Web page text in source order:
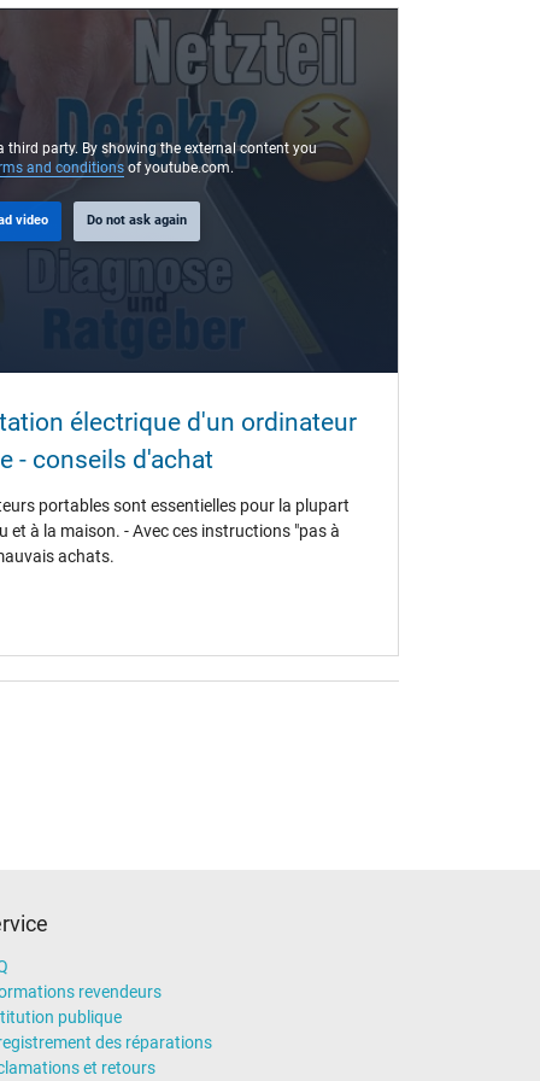
weiteren Fragen im Bezug auf USB-C Ladekabel
third party. By showing the external content you
and conditionsof youtube.com.
video Do not ask again
électrique d'un ordinateur
- conseils d'achat
portables sont essentielles pour la plupart
et à la maison. - Avec ces instructions "pas à
achats.
revendeurs
publique
des réparations
et retours